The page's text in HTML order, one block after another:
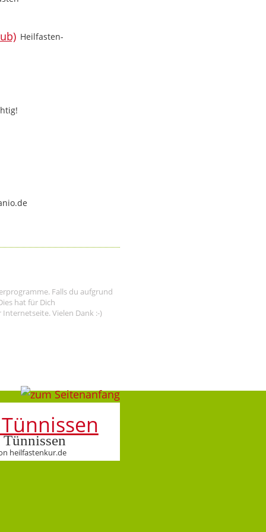
Heilfasten-
Falls du aufgrund
hat für Dich
Vielen Dank :-)
Tünnissen
heilfastenkur.de